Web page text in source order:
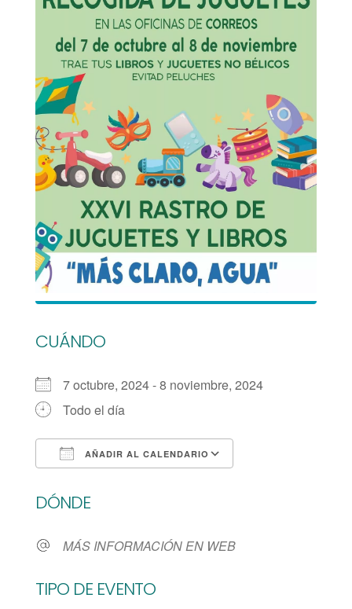
CUÁNDO
7 octubre, 2024 - 8 noviembre, 2024
Todo el día
AÑADIR AL CALENDARIO
DÓNDE
MÁS INFORMACIÓN EN WEB
TIPO DE EVENTO